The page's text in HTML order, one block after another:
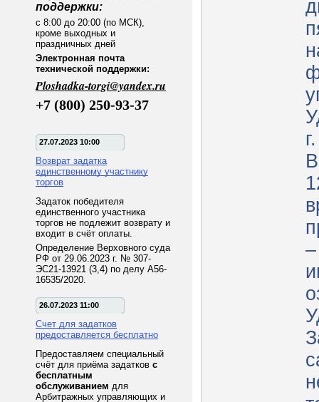
поддержки:
с 8:00 до 20:00 (по МСК),
кроме выходных и
праздничных дней
Электронная почта
технической поддержки:
Ploshadka-torgi@yandex.ru
+7 (800) 250-93-37
27.07.2023 10:00
Возврат задатка
единственному участнику
торгов
Задаток победителя
единственного участника
торгов не подлежит возврату и
входит в счёт оплаты.
Определение Верховного суда
РФ от 29.06.2023 г. № 307-
ЭС21-13921 (3,4) по делу А56-
16535/2020.
26.07.2023 11:00
Счет для задатков
предоставляется бесплатно
Предоставляем специальный
счёт для приёма задатков с
бесплатным
обслуживанием для
Арбитражных управляющих и